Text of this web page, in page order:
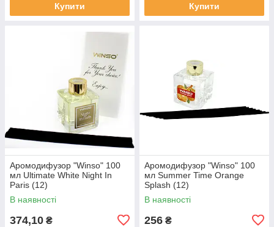
Купити Купити
Аромодифузор "Winso" 100
мл Ultimate White Night In
Paris (12)
В наявності
374,10 ₴
Аромодифузор "Winso" 100
мл Summer Time Orange
Splash (12)
В наявності
256 ₴